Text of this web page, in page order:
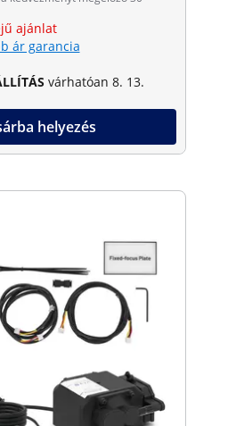
ajánlat
ár garancia
várhatóan 8. 13.
helyezés